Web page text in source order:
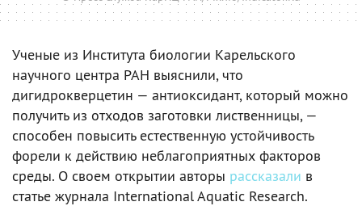
Ученые из Института биологии Карельского
научного центра РАН выяснили, что
дигидрокверцетин — антиоксидант, который можно
получить из отходов заготовки лиственницы, —
способен повысить естественную устойчивость
форели к действию неблагоприятных факторов
среды. О своем открытии авторы рассказали в
статье журнала International Aquatic Research.